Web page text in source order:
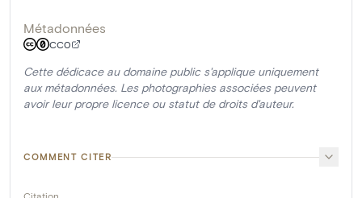
Métadonnées
CC0
Cette dédicace au domaine public s'applique uniquement
aux métadonnées. Les photographies associées peuvent
avoir leur propre licence ou statut de droits d'auteur.
COMMENT CITER
Citation